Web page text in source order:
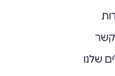
קשר
שלנו